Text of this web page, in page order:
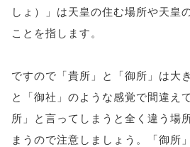
しょ）」は天皇の住む場所や天皇
ことを指します。
ですので「貴所」と「御所」は大
と「御社」のような感覚で間違え
所」と言ってしまうと全く違う場
まうので注意しましょう。「御所